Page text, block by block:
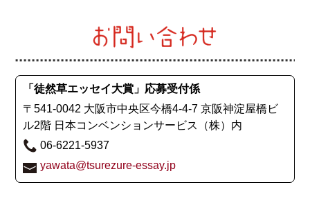
「徒然草エッセイ大賞」応募受付係
〒541-0042 大阪市中央区今橋4-4-7 京阪神淀屋橋ビ
ル2階 日本コンベンションサービス（株）内
06-6221-5937
yawata@tsurezure-essay.jp